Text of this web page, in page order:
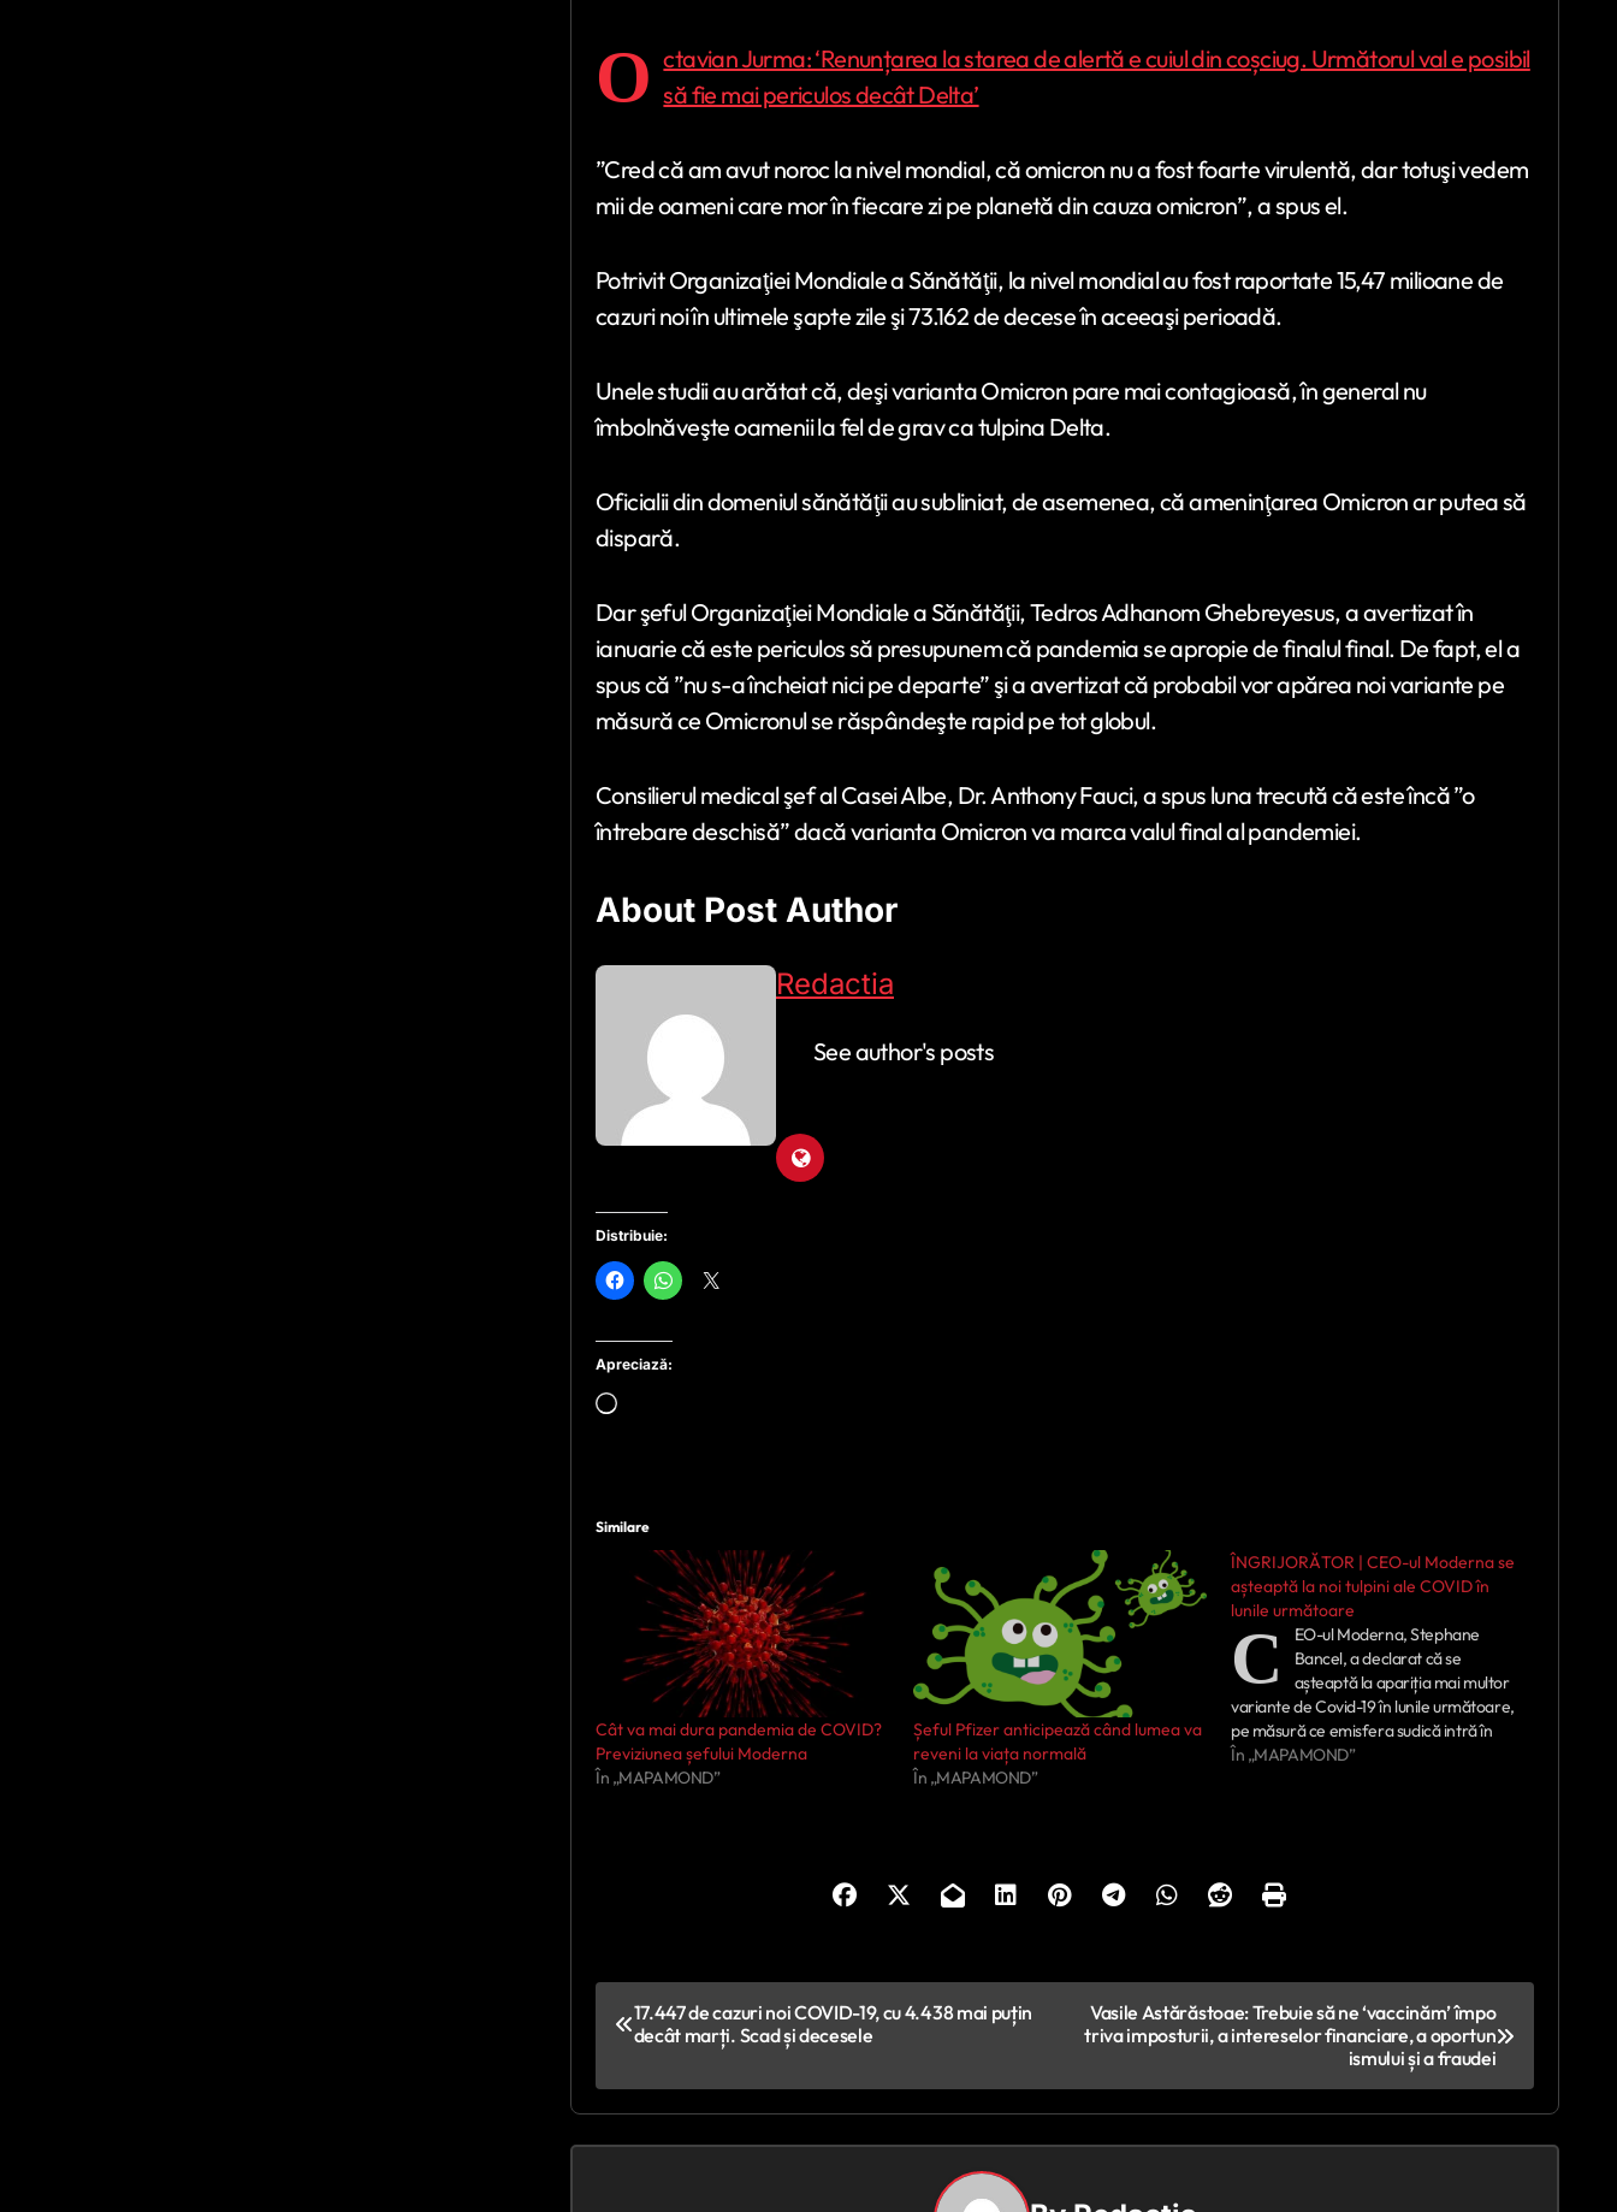
O ctavian Jurma: ‘Renunțarea la starea de alertă e cuiul din coșciug. Următorul val e posibil
să fie mai periculos decât Delta’
”Cred că am avut noroc la nivel mondial, că omicron nu a fost foarte virulentă, dar totuşi vedem
mii de oameni care mor în fiecare zi pe planetă din cauza omicron”, a spus el.
Potrivit Organizaţiei Mondiale a Sănătăţii, la nivel mondial au fost raportate 15,47 milioane de
cazuri noi în ultimele şapte zile şi 73.162 de decese în aceeaşi perioadă.
Unele studii au arătat că, deşi varianta Omicron pare mai contagioasă, în general nu
îmbolnăveşte oamenii la fel de grav ca tulpina Delta.
Oficialii din domeniul sănătăţii au subliniat, de asemenea, că ameninţarea Omicron ar putea să
dispară.
Dar şeful Organizaţiei Mondiale a Sănătăţii, Tedros Adhanom Ghebreyesus, a avertizat în
ianuarie că este periculos să presupunem că pandemia se apropie de finalul final. De fapt, el a
spus că ”nu s-a încheiat nici pe departe” şi a avertizat că probabil vor apărea noi variante pe
măsură ce Omicronul se răspândeşte rapid pe tot globul.
Consilierul medical şef al Casei Albe, Dr. Anthony Fauci, a spus luna trecută că este încă ”o
întrebare deschisă” dacă varianta Omicron va marca valul final al pandemiei.
About Post Author
Redactia
See author's posts
Distribuie:
Apreciază:
Încarc...
Similare
Cât va mai dura pandemia de COVID?
Previziunea șefului Moderna
În „MAPAMOND”
Șeful Pfizer anticipează când lumea va
reveni la viața normală
În „MAPAMOND”
ÎNGRIJORĂTOR | CEO-ul Moderna se
așteaptă la noi tulpini ale COVID în
lunile următoare
C
EO-ul Moderna, Stephane
Bancel, a declarat că se
așteaptă la apariția mai multor
variante de Covid-19 în lunile următoare,
pe măsură ce emisfera sudică intră în
toamnă și iarnă, scrie CNBC. Bancel,
În „MAPAMOND”
N
v
i
17.447 de cazuri noi COVID-19, cu 4.438 mai puțin
decât marți. Scad și decesele
Vasile Astărăstoae: Trebuie să ne ‘vaccinăm’ împo
triva imposturii, a intereselor financiare, a oportun
ismului și a fraudei